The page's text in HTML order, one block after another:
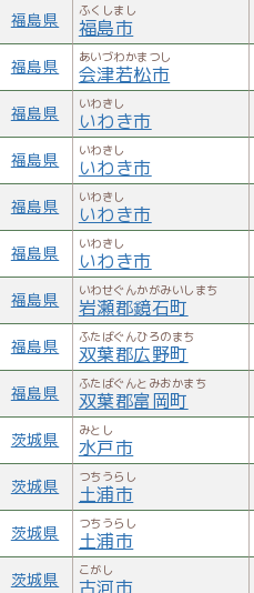
福島県 ふくしまし
福島市
福島県 あいづわかまつし
会津若松市
福島県 いわきし
いわき市
福島県 いわきし
いわき市
福島県 いわきし
いわき市
福島県 いわきし
いわき市
福島県 いわせぐんかがみいしまち
岩瀬郡鏡石町
福島県 ふたばぐんひろのまち
双葉郡広野町
福島県 ふたばぐんとみおかまち
双葉郡富岡町
茨城県 みとし
水戸市
茨城県 つちうらし
土浦市
茨城県 つちうらし
土浦市
茨城県 こがし
古河市